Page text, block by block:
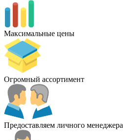
Максимальные цены
Огромный ассортимент
Предоставляем личного менеджера